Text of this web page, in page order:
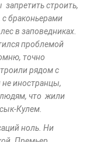
строить,
с браконьерами
в заповедниках.
проблемой
точно
рядом с
иностранцы,
людям, что жили
Кулем.
ноль. Ни